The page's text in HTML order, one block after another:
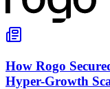
How Rogo
Hyper-Growth